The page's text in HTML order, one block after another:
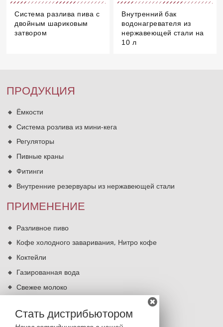
Система разлива пива с
двойным шариковым
затвором
Внутренний бак
водонагревателя из
нержавеющей стали на
10 л
Стать дистрибьютором
ПРОДУКЦИЯ
Ёмкости
Система розлива из мини-кега
Регуляторы
Пивные краны
Фитинги
Внутренние резервуары из нержавеющей стали
ПРИМЕНЕНИЕ
Разливное пиво
Кофе холодного заваривания, Нитро кофе
Коктейли
Газированная вода
Свежее молоко
КОНТАКТЫ